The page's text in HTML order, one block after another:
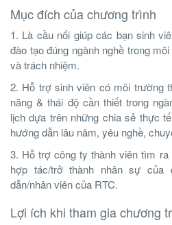
Mục đích của chương trình
1. Là cầu nối giúp các bạn sinh
đào tạo đúng ngành nghề trong
và trách nhiệm.
2. Hỗ trợ sinh viên có môi trường
năng & thái độ cần thiết trong
lịch dựa trên những chia sẻ thực
hướng dẫn lâu năm, yêu nghề,
3. Hỗ trợ công ty thành viên tìm
hợp tác/trở thành nhân sự của
dẫn/nhân viên của RTC.
Lợi ích khi tham gia chương